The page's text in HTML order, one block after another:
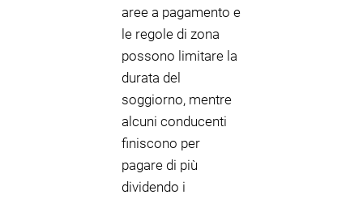
aree a pagamento e
le regole di zona
possono limitare la
durata del
soggiorno, mentre
alcuni conducenti
finiscono per
pagare di più
dividendo i